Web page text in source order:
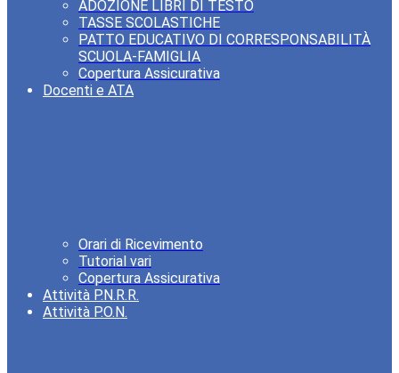
ADOZIONE LIBRI DI TESTO
TASSE SCOLASTICHE
PATTO EDUCATIVO DI CORRESPONSABILITÀ
SCUOLA-FAMIGLIA
Copertura Assicurativa
Docenti e ATA
Orari di Ricevimento
Tutorial vari
Copertura Assicurativa
Attività P.N.R.R.
Attività P.O.N.